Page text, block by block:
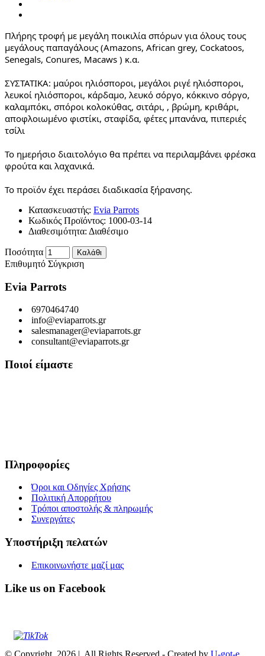
Πλήρης τροφή με μεγάλη ποικιλία σπόρων για όλους τους
μεγάλους παπαγάλους (Αmazons, African grey, Cockatoos,
Senegals, Conures, Macaws ) κ.α.
ΣΥΣΤΑΤΙΚΑ: μαύροι ηλιόσποροι, μεγάλοι ριγέ ηλιόσποροι,
λευκοί ηλιόσποροι, κάρδαμο, λευκό σόργο, κόκκινο σόργο,
καλαμπόκι, σπόροι κολοκύθας, σιτάρι, , βρώμη, κριθάρι,
αποφλοιωμένο φιστίκι, σταφίδα, φέτες μπανάνα, πιπεριές
τσίλι
Το ημερήσιο διαιτολόγιο θα πρέπει να περιλαμβάνει φρέσκα
φρούτα και λαχανικά.
Το προϊόν έχει περάσει διαδικασία ξήρανσης.
Κατασκευαστής: Evia Parrots
Κωδικός Προϊόντος: 1000-03-14
Διαθεσιμότητα: Διαθέσιμο
Ποσότητα Καλάθι
Επιθυμητό Σύγκριση
Evia Parrots
6970464740
info@eviaparrots.gr
salesmanager@eviaparrots.gr
consultant@eviaparrots.gr
Ποιοί είμαστε
Πληροφορίες
Όροι και Οδηγίες Χρήσης
Πολιτική Απορρήτου
Τρόποι αποστολής & πληρωμής
Συνεργάτες
Υποστήριξη πελατών
Επικοινωνήστε μαζί μας
Like us on Facebook